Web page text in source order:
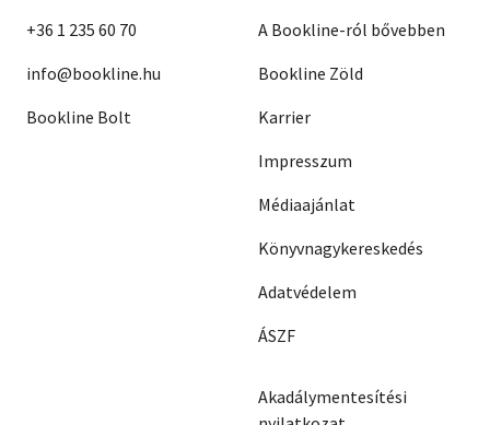
+36 1 235 60 70
info@bookline.hu
Bookline Bolt
A Bookline-ról bővebben
Bookline Zöld
Karrier
Impresszum
Médiaajánlat
Könyvnagykereskedés
Adatvédelem
ÁSZF
Akadálymentesítési